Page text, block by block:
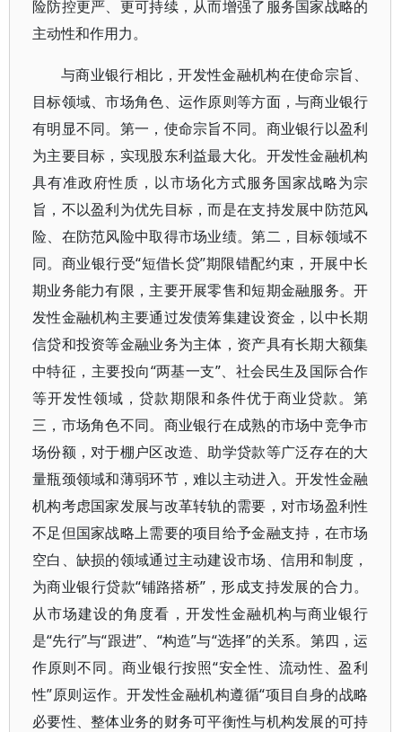
险防控更严、更可持续，从而增强了服务国家战略的
主动性和作用力。
与商业银行相比，开发性金融机构在使命宗旨、
目标领域、市场角色、运作原则等方面，与商业银行
有明显不同。第一，使命宗旨不同。商业银行以盈利
为主要目标，实现股东利益最大化。开发性金融机构
具有准政府性质，以市场化方式服务国家战略为宗
旨，不以盈利为优先目标，而是在支持发展中防范风
险、在防范风险中取得市场业绩。第二，目标领域不
同。商业银行受“短借长贷”期限错配约束，开展中长
期业务能力有限，主要开展零售和短期金融服务。开
发性金融机构主要通过发债筹集建设资金，以中长期
信贷和投资等金融业务为主体，资产具有长期大额集
中特征，主要投向“两基一支”、社会民生及国际合作
等开发性领域，贷款期限和条件优于商业贷款。第
三，市场角色不同。商业银行在成熟的市场中竞争市
场份额，对于棚户区改造、助学贷款等广泛存在的大
量瓶颈领域和薄弱环节，难以主动进入。开发性金融
机构考虑国家发展与改革转轨的需要，对市场盈利性
不足但国家战略上需要的项目给予金融支持，在市场
空白、缺损的领域通过主动建设市场、信用和制度，
为商业银行贷款“铺路搭桥”，形成支持发展的合力。
从市场建设的角度看，开发性金融机构与商业银行
是“先行”与“跟进”、“构造”与“选择”的关系。第四，运
作原则不同。商业银行按照“安全性、流动性、盈利
性”原则运作。开发性金融机构遵循“项目自身的战略
必要性、整体业务的财务可平衡性与机构发展的可持